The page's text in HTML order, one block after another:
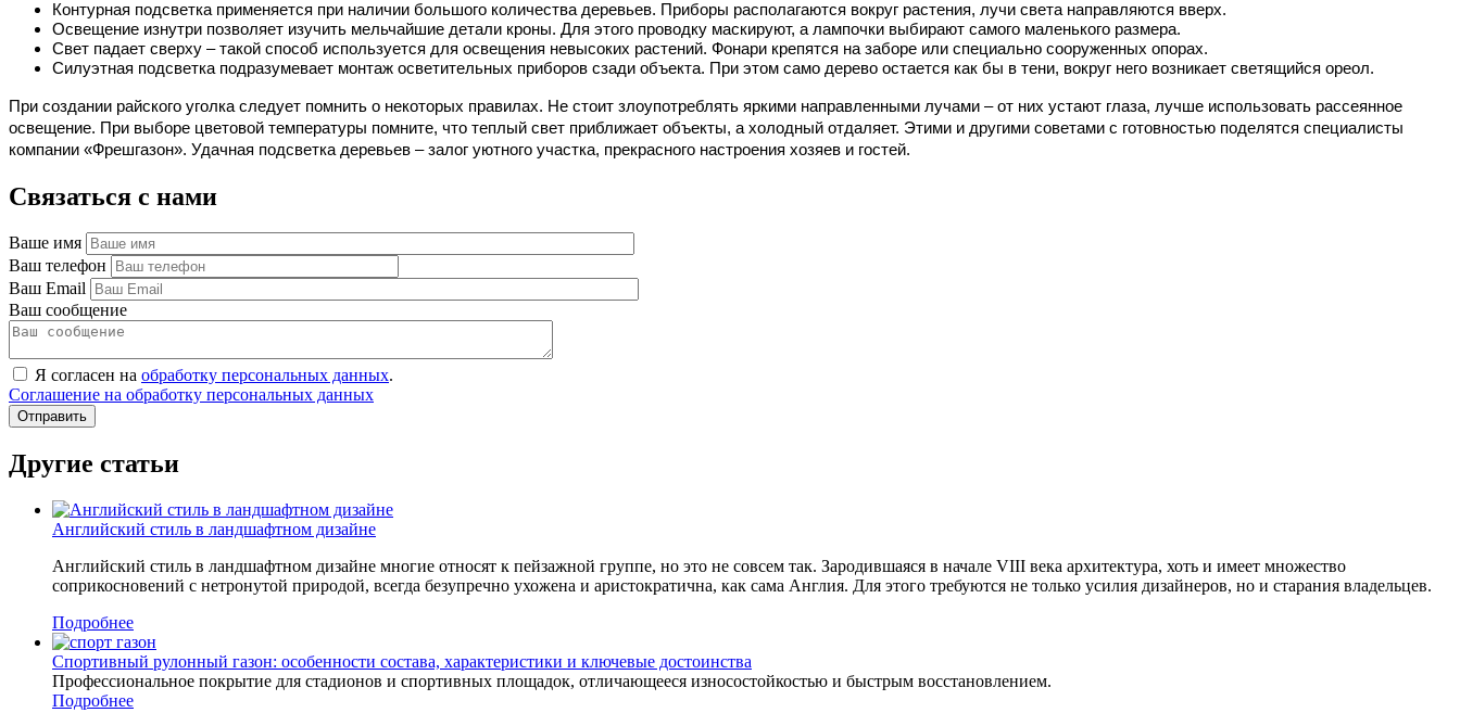
Контурная подсветка применяется при наличии большого количества деревьев. Приборы располагаются вокруг растения, лучи света направляются вверх.
Освещение изнутри позволяет изучить мельчайшие детали кроны. Для этого проводку маскируют, а лампочки выбирают самого маленького размера.
Свет падает сверху – такой способ используется для освещения невысоких растений. Фонари крепятся на заборе или специально сооруженных опорах.
Силуэтная подсветка подразумевает монтаж осветительных приборов сзади объекта. При этом само дерево остается как бы в тени, вокруг него возникает светящийся ореол.
При создании райского уголка следует помнить о некоторых правилах. Не стоит злоупотреблять яркими направленными лучами – от них устают глаза, лучше использовать рассеянное
освещение. При выборе цветовой температуры помните, что теплый свет приближает объекты, а холодный отдаляет. Этими и другими советами с готовностью поделятся специалисты
компании «Фрешгазон». Удачная подсветка деревьев – залог уютного участка, прекрасного настроения хозяев и гостей.
Связаться с нами
Ваше имя
Ваш телефон
Ваш Email
Ваш сообщение
Я согласен на обработку персональных данных.
Соглашение на обработку персональных данных
Другие статьи
Английский стиль в ландшафтном дизайне
Английский стиль в ландшафтном дизайне многие относят к пейзажной группе, но это не совсем так. Зародившаяся в начале VIII века архитектура, хоть и имеет множество
соприкосновений с нетронутой природой, всегда безупречно ухожена и аристократична, как сама Англия. Для этого требуются не только усилия дизайнеров, но и старания владельцев.
Подробнее
Спортивный рулонный газон: особенности состава, характеристики и ключевые достоинства
Профессиональное покрытие для стадионов и спортивных площадок, отличающееся износостойкостью и быстрым восстановлением.
Подробнее